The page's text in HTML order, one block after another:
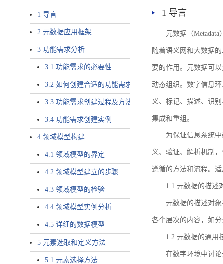
1 导言
2 元数据应用框架
3 功能需求分析
3.1 功能需求的必要性
3.2 如何创建合适的功能需求
3.3 功能需求创建过程及方法
3.4 功能需求创建实例
4 领域模型构建
4.1 领域模型的界定
4.2 领域模型建立的步骤
4.3 领域模型的检验
4.4 领域模型实例分析
4.5 详细的数据模型
5 元素选取和定义方法
5.1 元素选择方法
1 导言
元数据（
随着语义网和大数据
要的作用。元数据可
动态组织。数字信息
义、标记、描述、识
集成和重组。
为保证信息系统
义、验证、解析机制
遵循的方法和流程。
1.1 元数据的描述
元数据的描述对
各个层次的内容，如
1.2 元数据的通用
在数字环境中讨